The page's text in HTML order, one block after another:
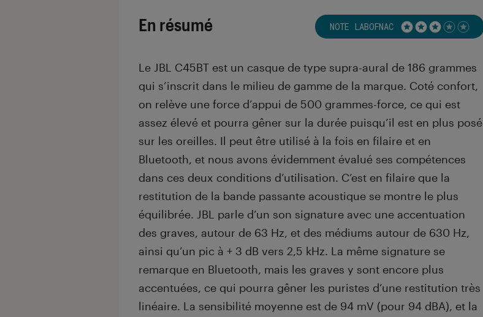
En résumé NOTE LABOFNAC Noté 3 étoiles sur 5
Le JBL C45BT est un casque de type supra-aural de 186 grammes
qui s’inscrit dans le milieu de gamme de la marque. Coté confort,
on relève une force d’appui de 500 grammes-force, ce qui est
assez élevé et pourra gêner sur la durée puisqu’il est en plus posé
sur les oreilles. Il peut être utilisé à la fois en filaire et en
Bluetooth, et nous avons évidemment évalué ses compétences
dans ces deux conditions d’utilisation. C’est en filaire que la
restitution de la bande passante acoustique se montre le plus
équilibrée. JBL parle d’un son signature avec une accentuation
des graves, autour de 63 Hz, et des médiums autour de 630 Hz,
ainsi qu’un pic à + 3 dB vers 2,5 kHz. La même signature se
remarque en Bluetooth, mais les graves y sont encore plus
accentuées, ce qui pourra gêner les puristes d’une restitution très
linéaire. La sensibilité moyenne est de 94 mV (pour 94 dBA), et la